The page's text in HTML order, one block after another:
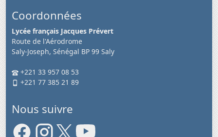
Coordonnées
Lycée français Jacques Prévert
Route de l'Aérodrome
Saly-Joseph, Sénégal BP 99 Saly
+221 33 957 08 53
+221 77 385 21 89
Nous suivre